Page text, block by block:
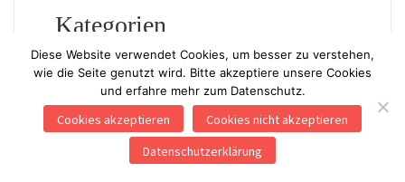
Kategorien
Allgemein
Begegnungen
Bücher
Diese Website verwendet Cookies, um besser zu verstehen,
wie die Seite genutzt wird. Bitte akzeptiere unsere Cookies
und erfahre mehr zum Datenschutz.
Cookies akzeptieren
Cookies nicht akzeptieren
Datenschutzerklärung